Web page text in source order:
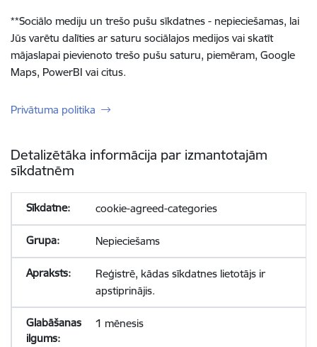
**Sociālo mediju un trešo pušu sīkdatnes - nepieciešamas, lai
Jūs varētu dalīties ar saturu sociālajos medijos vai skatīt
mājaslapai pievienoto trešo pušu saturu, piemēram, Google
Maps, PowerBI vai citus.
Privātuma politika
Detalizētāka informācija par izmantotajām
sīkdatnēm
cookie-agreed-categories
Nepieciešams
Reģistrē, kādas sīkdatnes lietotājs ir
apstiprinājis.
1 mēnesis